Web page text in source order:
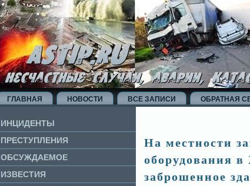
ГЛАВНАЯ НОВОСТИ ВСЕ ЗАПИСИ ОБРАТНАЯ
ИНЦИДЕНТЫ
ПРЕСТУПЛЕНИЯ
ОБСУЖДАЕМОЕ
ИЗВЕ­СТИЯ
На местности
оборудования в
заброшенное